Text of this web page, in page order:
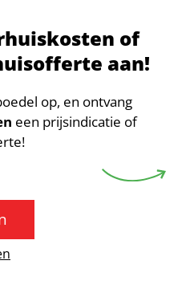
of
aan!
op, en ontvang
een prijsindicatie of